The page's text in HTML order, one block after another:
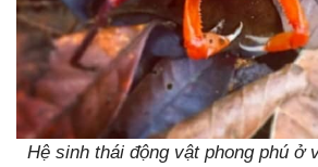
Hệ sinh thái động vật phong phú ở